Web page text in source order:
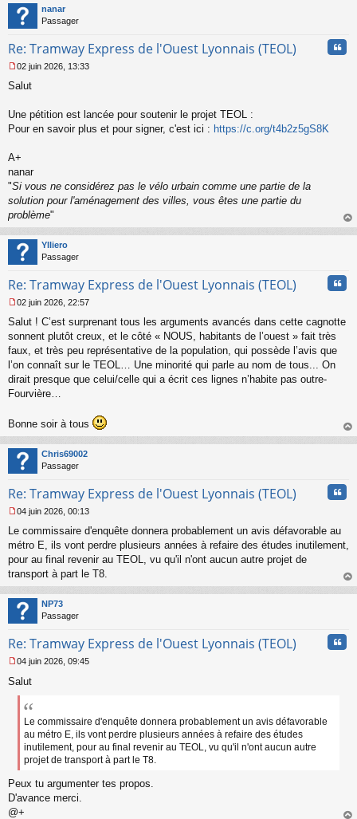
nanar
Passager
Re: Tramway Express de l'Ouest Lyonnais (TEOL)
e
s
g
n
o
n
u
02 juin 2026, 13:33
Salut
Une pétition est lancée pour soutenir le projet TEOL :
Pour en savoir plus et pour signer, c'est ici : https://c.org/t4b2z5gS8K
A+
nanar
"Si vous ne considérez pas le vélo urbain comme une partie de la
solution pour l'aménagement des villes, vous êtes une partie du
problème"
au
Ylliero
Passager
Re: Tramway Express de l'Ouest Lyonnais (TEOL)
e
s
s
g
e
n
l
u
02 juin 2026, 22:57
Salut ! C’est surprenant tous les arguments avancés dans cette cagnotte
sonnent plutôt creux, et le côté « NOUS, habitants de l’ouest » fait très
faux, et très peu représentative de la population, qui possède l’avis que
l’on connaît sur le TEOL… Une minorité qui parle au nom de tous... On
dirait presque que celui/celle qui a écrit ces lignes n’habite pas outre-
Fourvière…
Bonne soir à tous
au
Chris69002
Passager
Re: Tramway Express de l'Ouest Lyonnais (TEOL)
e
s
s
g
n
o
l
u
04 juin 2026, 00:13
Le commissaire d'enquête donnera probablement un avis défavorable au
métro E, ils vont perdre plusieurs années à refaire des études inutilement,
pour au final revenir au TEOL, vu qu'il n'ont aucun autre projet de
transport à part le T8.
au
NP73
Passager
Re: Tramway Express de l'Ouest Lyonnais (TEOL)
e
s
l
u
04 juin 2026, 09:45
Salut
Le commissaire d'enquête donnera probablement un avis défavorable
au métro E, ils vont perdre plusieurs années à refaire des études
inutilement, pour au final revenir au TEOL, vu qu'il n'ont aucun autre
projet de transport à part le T8.
Peux tu argumenter tes propos.
D'avance merci.
@+